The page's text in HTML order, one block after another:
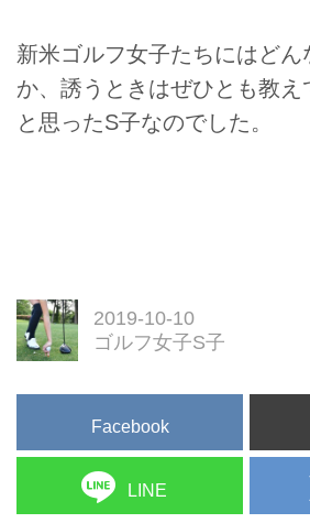
新米ゴルフ女子たちにはどん
か、誘うときはぜひとも教え
と思ったS子なのでした。
2019-10-10
ゴルフ女子S子
Facebook
LINE